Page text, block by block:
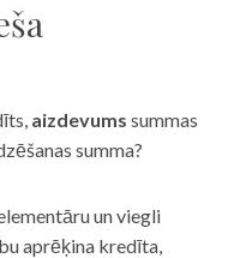
aizdevums summas
summa?
un viegli
aprēķina kredīta,